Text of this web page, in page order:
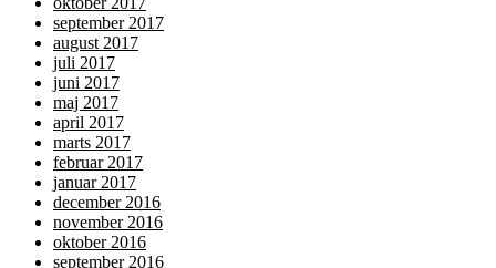
september 2017
august 2017
juli 2017
juni 2017
maj 2017
april 2017
marts 2017
februar 2017
januar 2017
december 2016
november 2016
oktober 2016
september 2016